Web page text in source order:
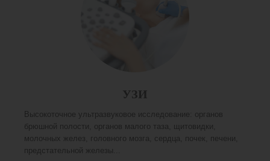
УЗИ
Высокоточное ультразвуковое исследование: органов
брюшной полости, органов малого таза, щитовидки,
молочных желез, головного мозга, сердца, почек, печени,
предстательной железы...